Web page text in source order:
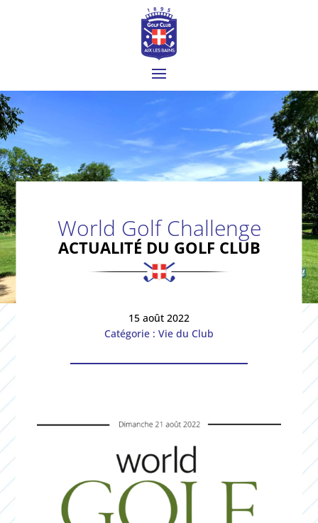
World Golf Challenge
ACTUALITÉ DU GOLF CLUB
15 août 2022
Catégorie : Vie du Club